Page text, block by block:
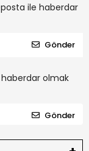
ile haberdar
Gönder
olmak
Gönder